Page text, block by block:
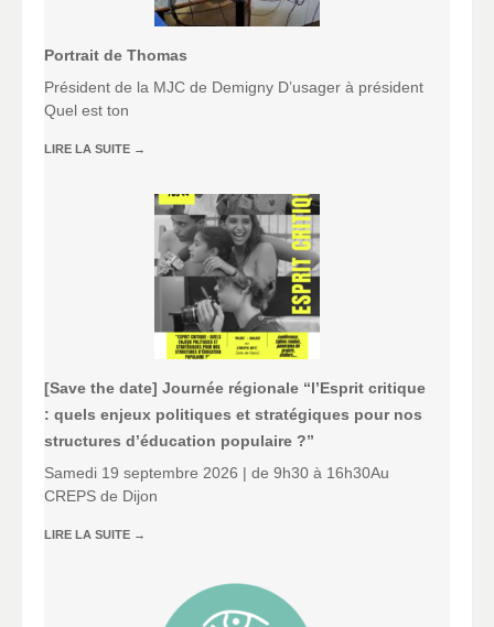
Portrait de Thomas
Président de la MJC de Demigny D’usager à président
Quel est ton
LIRE LA SUITE →
[Save the date] Journée régionale “l’Esprit critique
: quels enjeux politiques et stratégiques pour nos
structures d’éducation populaire ?”
Samedi 19 septembre 2026 | de 9h30 à 16h30Au
CREPS de Dijon
LIRE LA SUITE →